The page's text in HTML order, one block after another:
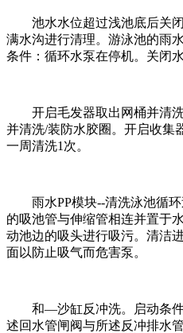
池水水位超过浅池底后关
满水沟进行清理。游泳池的雨
条件：循环水泵在停机。关闭
开启毛发器取出网桶并清
并清洗/装防水胶圈。开启收集
一周清洗1次。
雨水PP模块--清洗泳池循
的吸池管与伸缩管相连并置于
动池边的吸头进行吸污。清洁
面以防止吸气而危害泵。
和—沙缸反冲洗。启动条
述回水管闸阀与所述反冲排水